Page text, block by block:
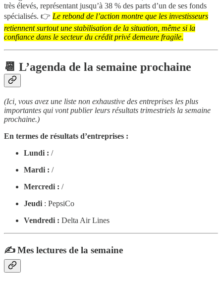
très élevés, représentant jusqu’à 38 % des parts d’un de ses fonds
spécialisés. 👉 Le rebond de l’action montre que les investisseurs
retiennent surtout une stabilisation de la situation, même si la
confiance dans le secteur du crédit privé demeure fragile.
📆 L’agenda de la semaine prochaine
(Ici, vous avez une liste non exhaustive des entreprises les plus
importantes qui vont publier leurs résultats trimestriels la semaine
prochaine.)
En termes de résultats d’entreprises :
Lundi : /
Mardi : /
Mercredi : /
Jeudi : PepsiCo
Vendredi : Delta Air Lines
✍️ Mes lectures de la semaine